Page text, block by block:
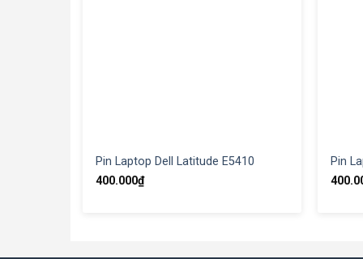
Pin Laptop Dell Latitude E5410
400.000₫
Pin